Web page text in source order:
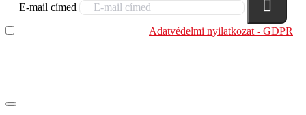
E-mail címed
Adatvédelmi nyilatkozat - GDPR